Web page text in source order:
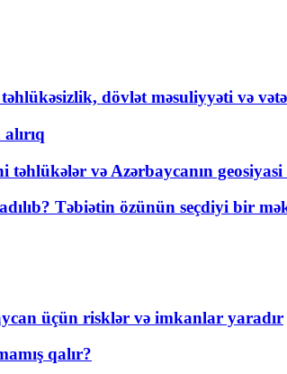
dövlət məsuliyyəti və
və Azərbaycanın
Təbiətin özünün seçdiyi bir
üçün risklər və imkanlar yaradır
qalır?